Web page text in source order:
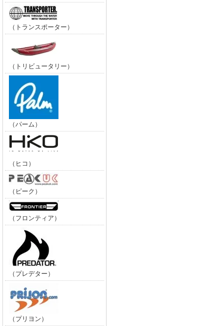
（トランスポーター）
（トリビュータリー）
（パーム）
（ヒコ）
（ピーク）
（フロンティア）
（プレデター）
（プリヨン）